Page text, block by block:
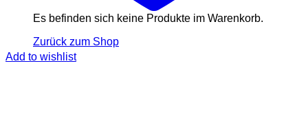
Es befinden sich keine Produkte im Warenkorb.
Zurück zum Shop
Add to wishlist